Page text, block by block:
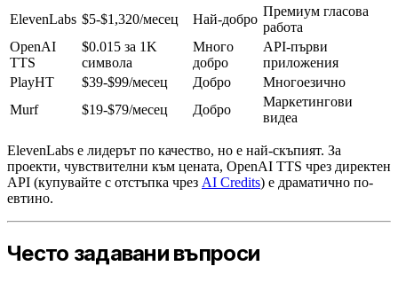
ElevenLabs $5-$1,320/месец Най-добро
Премиум гласова
работа
OpenAI
TTS
$0.015 за 1K
символа
Много
добро
API-първи
приложения
PlayHT
$39-$99/месец Добро
Многоезично
Murf
$19-$79/месец Добро
Маркетингови
видеа
ElevenLabs е лидерът по качество, но е най-скъпият. За
проекти, чувствителни към цената, OpenAI TTS чрез директен
API (купувайте с отстъпка чрез AI Credits) е драматично по-
евтино.
Често задавани въпроси